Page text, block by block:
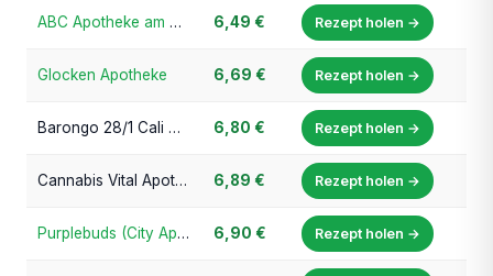
ABC Apotheke am Werth 6,49 € Rezept holen →
Glocken Apotheke 6,69 € Rezept holen →
Barongo 28/1 Cali Motion LA Animal 6,80 € Rezept holen →
Cannabis Vital Apotheke (Rosen-Apotheke im Center Hattersheim) 6,89 € Rezept holen →
Purplebuds (City Apotheke Ratingen) 6,90 € Rezept holen →